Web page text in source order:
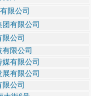
限公司
有限公司
公司
限公司
有限公司
有限公司
公司